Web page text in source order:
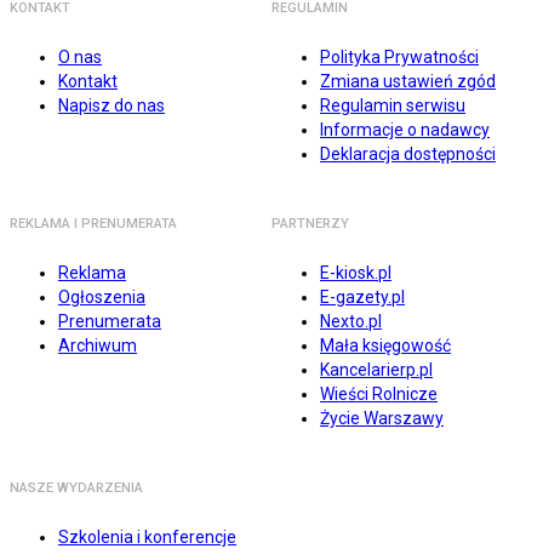
KONTAKT
O nas
Kontakt
Napisz do nas
REGULAMIN
Polityka Prywatności
Zmiana ustawień zgód
Regulamin serwisu
Informacje o nadawcy
Deklaracja dostępności
REKLAMA I PRENUMERATA
Reklama
Ogłoszenia
Prenumerata
Archiwum
PARTNERZY
E-kiosk.pl
E-gazety.pl
Nexto.pl
Mała księgowość
Kancelarierp.pl
Wieści Rolnicze
Życie Warszawy
NASZE WYDARZENIA
Szkolenia i konferencje